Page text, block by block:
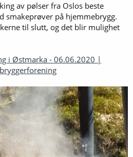
av pølser fra Oslos beste
smakeprøver på hjemmebrygg.
til slutt, og det blir mulighet
i Østmarka - 06.06.2020 |